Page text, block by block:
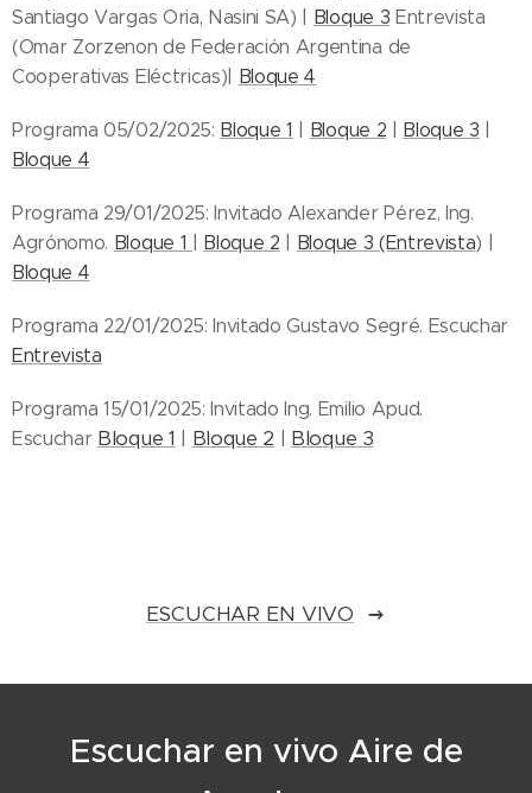
Santiago Vargas Oria, Nasini SA) | Bloque 3 Entrevista
(Omar Zorzenon de Federación Argentina de
Cooperativas Eléctricas)| Bloque 4
Programa 05/02/2025: Bloque 1 Bloque 2 Bloque 3
Bloque 4
Programa 29/01/2025: Invitado Alexander Pérez, Ing.
Agrónomo. Bloque 1 Bloque 2 Bloque 3 (Entrevista) |
Bloque 4
Programa 22/01/2025: Invitado Gustavo Segré. Escuchar
Entrevista
Programa 15/01/2025: Invitado Ing. Emilio Apud.
Escuchar Bloque 1 Bloque 2 Bloque 3
ESCUCHAR EN VIVO
Escuchar en vivo Aire de